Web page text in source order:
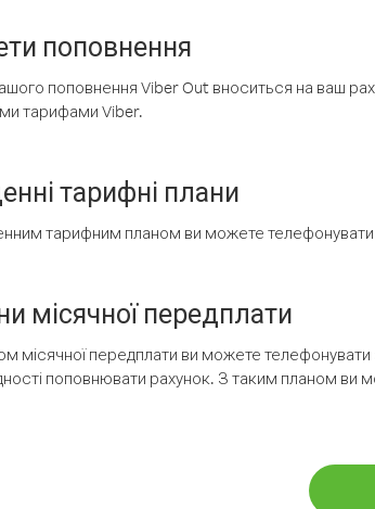
поповнення
поповнення Viber Out вноситься на ваш
тарифами Viber.
тарифні плани
тарифним планом ви можете
місячної передплати
місячної передплати ви можете
поповнювати рахунок. З таким планом ви